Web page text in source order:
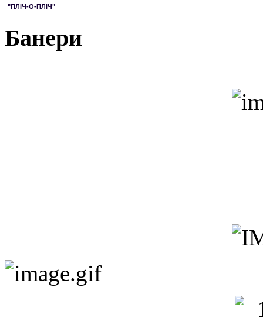
"ПЛІЧ-О-ПЛІЧ"
Банери